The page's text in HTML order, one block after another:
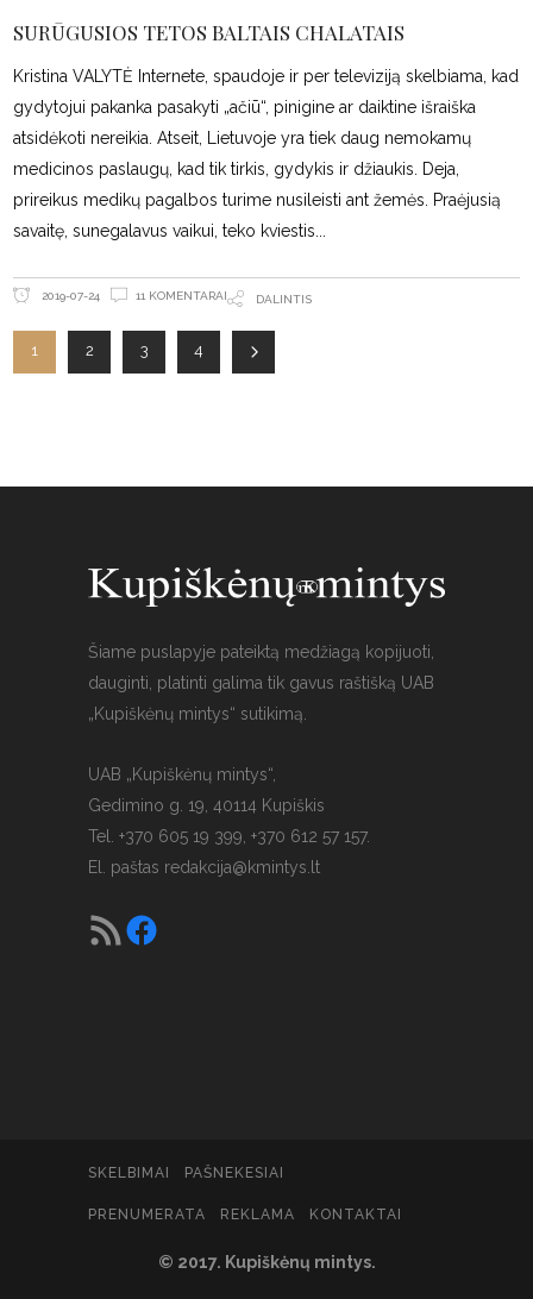
SURŪGUSIOS TETOS BALTAIS CHALATAIS
Kristina VALYTĖ Internete, spaudoje ir per televiziją skelbiama, kad
gydytojui pakanka pasakyti „ačiū“, pinigine ar daiktine išraiška
atsidėkoti nereikia. Atseit, Lietuvoje yra tiek daug nemokamų
medicinos paslaugų, kad tik tirkis, gydykis ir džiaukis. Deja,
prireikus medikų pagalbos turime nusileisti ant žemės. Praėjusią
savaitę, sunegalavus vaikui, teko kviestis
2019-07-24 11 KOMENTARAI DALINTIS
1 2 3 4
Šiame puslapyje pateiktą medžiagą kopijuoti,
dauginti, platinti galima tik gavus raštišką UAB
„Kupiškėnų mintys“ sutikimą.
UAB „Kupiškėnų mintys“,
Gedimino g. 19, 40114 Kupiškis
Tel. +370 605 19 399, +370 612 57 157.
El. paštas redakcija@kmintys.lt
SKELBIMAI PAŠNEKESIAI
© 2017. Kupiškėnų mintys.
PRENUMERATA REKLAMA KONTAKTAI